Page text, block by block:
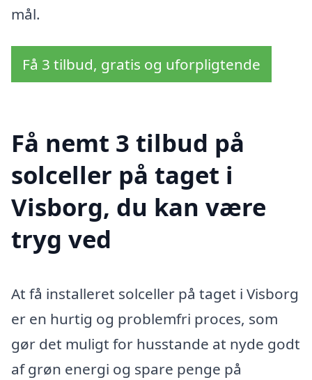
mål.
Få 3 tilbud, gratis og uforpligtende
Få nemt 3 tilbud på
solceller på taget i
Visborg, du kan være
tryg ved
At få installeret solceller på taget i Visborg
er en hurtig og problemfri proces, som
gør det muligt for husstande at nyde godt
af grøn energi og spare penge på